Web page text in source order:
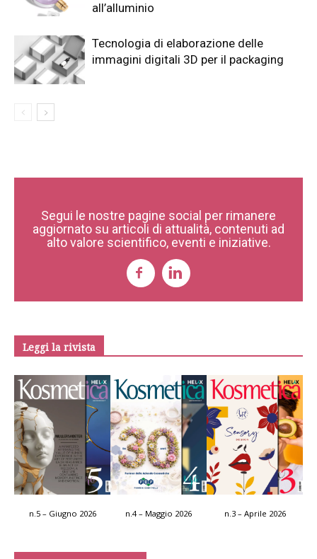
all’alluminio
Tecnologia di elaborazione delle
immagini digitali 3D per il packaging
Segui le nostre pagine social per rimanere
aggiornato su articoli di attualità, contenuti ad
alto valore scientifico, eventi e iniziative.
Leggi la rivista
n.5 – Giugno 2026 n.4 – Maggio 2026 n.3 – Aprile 2026